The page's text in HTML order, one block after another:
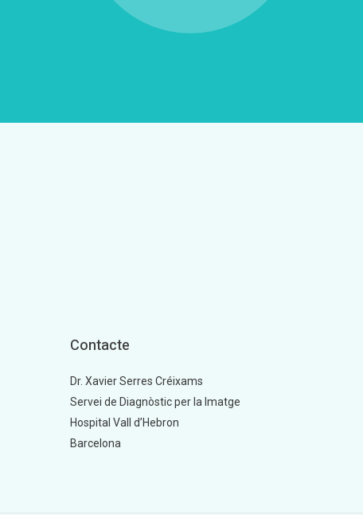
Contacte
Dr. Xavier Serres Créixams
Servei de Diagnòstic per la Imatge
Hospital Vall d’Hebron
Barcelona